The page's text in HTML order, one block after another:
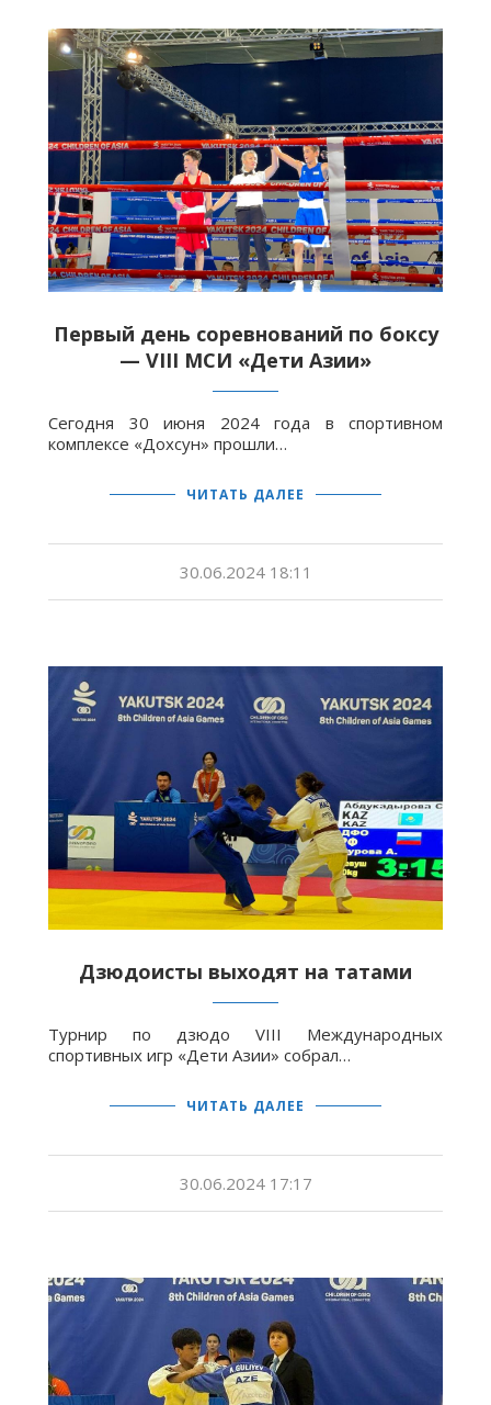
Первый день соревнований по боксу
— VIII МСИ «Дети Азии»
Сегодня 30 июня 2024 года в спортивном
комплексе «Дохсун» прошли…
ЧИТАТЬ ДАЛЕЕ
30.06.2024 18:11
Дзюдоисты выходят на татами
Турнир по дзюдо VIII Международных
спортивных игр «Дети Азии» собрал…
ЧИТАТЬ ДАЛЕЕ
30.06.2024 17:17